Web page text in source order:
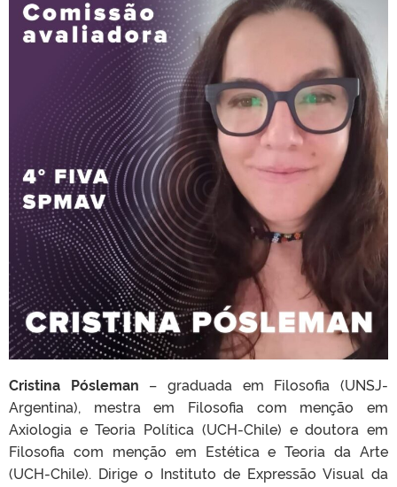
Cristina Pósleman – graduada em Filosofia (UNSJ-
Argentina), mestra em Filosofia com menção em
Axiologia e Teoria Política (UCH-Chile) e doutora em
Filosofia com menção em Estética e Teoria da Arte
(UCH-Chile). Dirige o Instituto de Expressão Visual da